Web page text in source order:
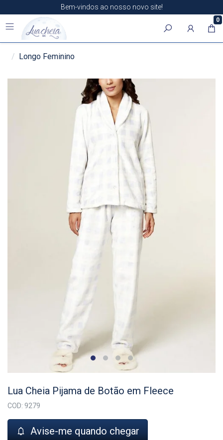
Bem-vindos ao nosso novo site!
0
Longo Feminino
Lua Cheia Pijama de Botão em Fleece
COD: 9279
Avise-me quando chegar